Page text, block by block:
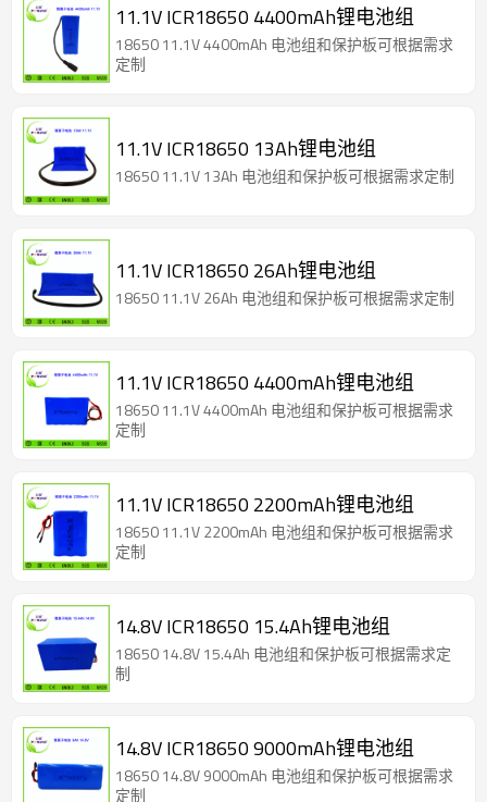
11.1V ICR18650 4400mAh锂电池组
18650 11.1V 4400mAh 电池组和保护板可根据需求
定制
11.1V ICR18650 13Ah锂电池组
18650 11.1V 13Ah 电池组和保护板可根据需求定制
11.1V ICR18650 26Ah锂电池组
18650 11.1V 26Ah 电池组和保护板可根据需求定制
11.1V ICR18650 4400mAh锂电池组
18650 11.1V 4400mAh 电池组和保护板可根据需求
定制
11.1V ICR18650 2200mAh锂电池组
18650 11.1V 2200mAh 电池组和保护板可根据需求
定制
14.8V ICR18650 15.4Ah锂电池组
18650 14.8V 15.4Ah 电池组和保护板可根据需求定
制
14.8V ICR18650 9000mAh锂电池组
18650 14.8V 9000mAh 电池组和保护板可根据需求
定制